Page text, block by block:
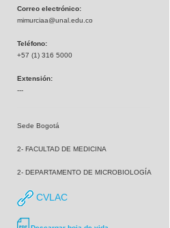
Correo electrónico:
mimurciaa@unal.edu.co
Teléfono:
+57 (1) 316 5000
Extensión:
---
Sede Bogotá
2- FACULTAD DE MEDICINA
2- DEPARTAMENTO DE MICROBIOLOGÍA
CVLAC